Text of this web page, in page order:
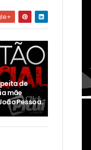
de
mãe
Pessoa.